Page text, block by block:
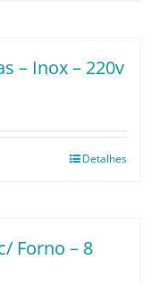
– Inox – 220v
Detalhes
Forno – 8